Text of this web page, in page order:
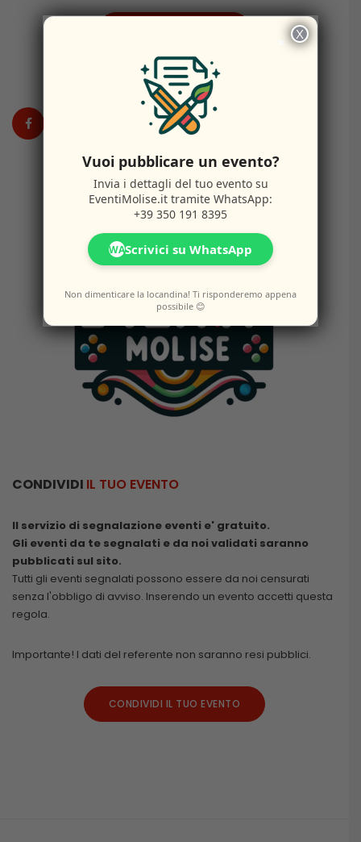
DISCLAIMER
CONDIVIDI IL TUO EVENTO
Il servizio di segnalazione eventi e' gratuito.
Gli eventi da te segnalati e da noi validati saranno
pubblicati sul sito.
Tutti gli eventi segnalati possono essere da noi censurati
senza l'obbligo di avviso. Inserendo un evento accetti questa
regola.
Importante! I dati del referente non saranno resi pubblici.
CONDIVIDI IL TUO EVENTO
×
Vuoi pubblicare un evento?
Invia i dettagli del tuo evento su
EventiMolise.it tramite WhatsApp:
+39 350 191 8395
WAScrivici su WhatsApp
Non dimenticare la locandina! Ti risponderemo appena
possibile 😊
X